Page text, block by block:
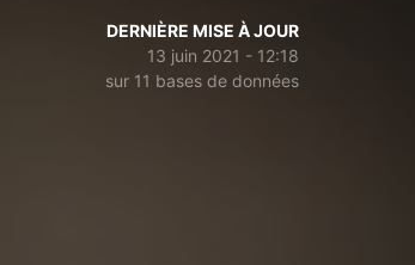
DERNIÈRE MISE À JOUR
13 juin 2021 - 12:18
sur 11 bases de données